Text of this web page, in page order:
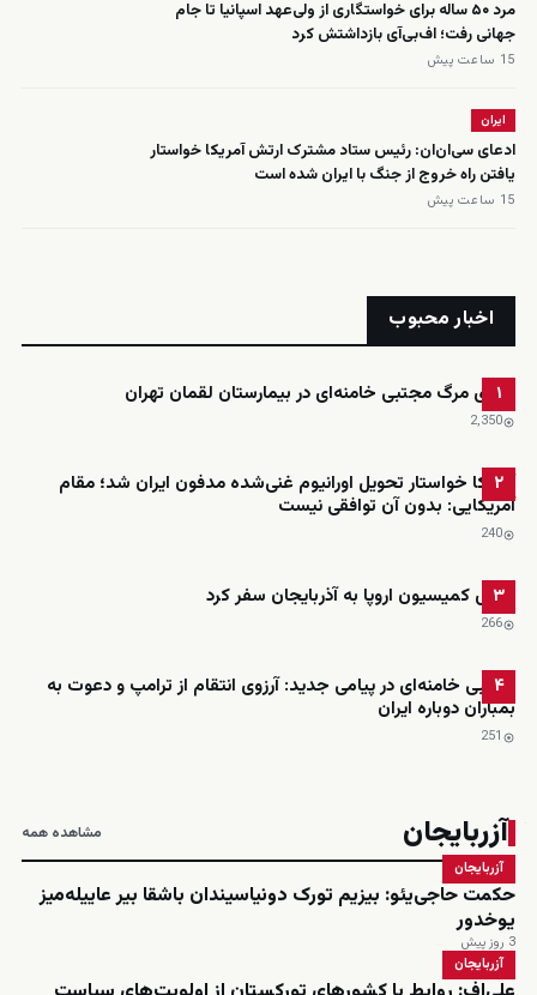
مرد ۵۰ ساله برای خواستگاری از ولی‌عهد اسپانیا تا جام
جهانی رفت؛ اف‌بی‌آی بازداشتش کرد
15 ساعت پیش
ایران
ادعای سی‌ان‌ان: رئیس ستاد مشترک ارتش آمریکا خواستار
یافتن راه خروج از جنگ با ایران شده است
15 ساعت پیش
اخبار محبوب
۱
ادعای مرگ مجتبی خامنه‌ای در بیمارستان لقمان تهران
2٬350
۲
آمریکا خواستار تحویل اورانیوم غنی‌شده مدفون ایران شد؛ مقام
آمریکایی: بدون آن توافقی نیست
240
۳
رئیس کمیسیون اروپا به آذربایجان سفر کرد
266
۴
مجتبی خامنه‌ای در پیامی جدید: آرزوی انتقام از ترامپ و دعوت به
بمباران دوباره ایران
251
آزربایجان مشاهده همه
آزربایجان
حکمت حاجی‌یئو: بیزیم تورک دونیاسیندان باشقا بیر عاییله‌میز
یوخدور
3 روز پیش
آزربایجان